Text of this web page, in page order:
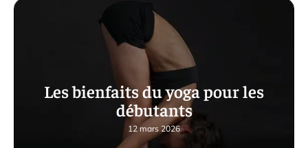
Les bienfaits du yoga pour les
débutants
12 mars 2026